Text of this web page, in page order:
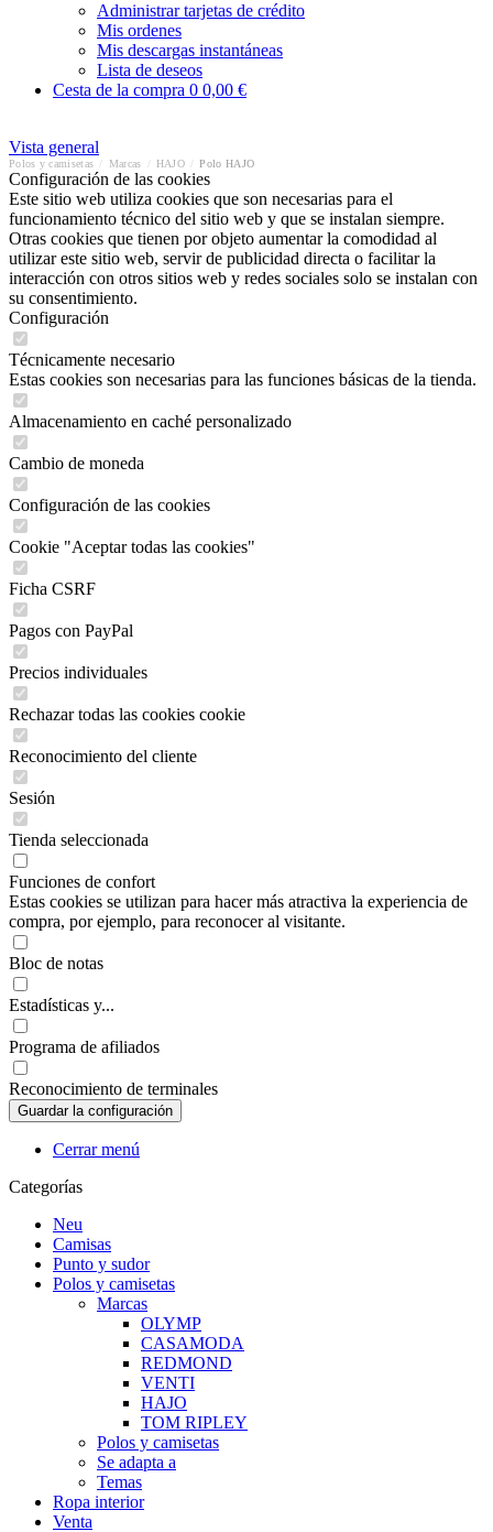
Administrar tarjetas de crédito
Mis ordenes
Mis descargas instantáneas
Lista de deseos
Cesta de la compra 0 0,00 €
Vista general
Polos y camisetas Marcas HAJO Polo HAJO
Configuración de las cookies
Este sitio web utiliza cookies que son necesarias para el
funcionamiento técnico del sitio web y que se instalan siempre.
Otras cookies que tienen por objeto aumentar la comodidad al
utilizar este sitio web, servir de publicidad directa o facilitar la
interacción con otros sitios web y redes sociales solo se instalan con
su consentimiento.
Configuración
Técnicamente necesario
Estas cookies son necesarias para las funciones básicas de la tienda.
Almacenamiento en caché personalizado
Cambio de moneda
Configuración de las cookies
Cookie "Aceptar todas las cookies"
Ficha CSRF
Pagos con PayPal
Precios individuales
Rechazar todas las cookies cookie
Reconocimiento del cliente
Sesión
Tienda seleccionada
Funciones de confort
Estas cookies se utilizan para hacer más atractiva la experiencia de
compra, por ejemplo, para reconocer al visitante.
Bloc de notas
Estadísticas y...
Programa de afiliados
Reconocimiento de terminales
Cerrar menú
Categorías
Neu
Camisas
Punto y sudor
Polos y camisetas
Marcas
OLYMP
CASAMODA
REDMOND
VENTI
HAJO
TOM RIPLEY
Polos y camisetas
Se adapta a
Temas
Ropa interior
Venta